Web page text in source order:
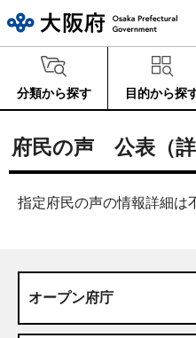
分類から探す 目的から探
府民の声 公表（詳
指定府民の声の情報詳細は
オープン府庁